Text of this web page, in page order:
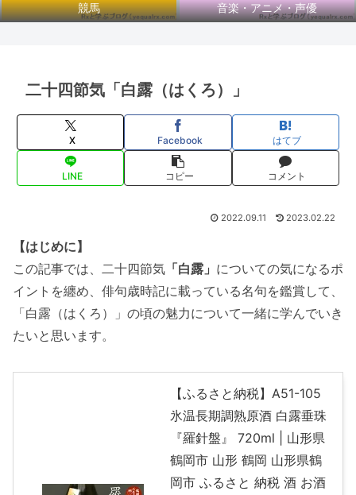
競馬 音楽・アニメ・声優
二十四節気「白露（はくろ）」
X Facebook はてブ
LINE コピー コメント
2022.09.11 2023.02.22
【はじめに】
この記事では、二十四節気 「白露」 についての気になるポ
イントを纏め、俳句歳時記に載っている名句を鑑賞して、
「白露（はくろ）」の頃の魅力について一緒に学んでいき
たいと思います。
【ふるさと納税】A51-105
氷温長期調熟原酒 白露垂珠
『羅針盤』 720ml | 山形県
鶴岡市 山形 鶴岡 山形県鶴
岡市 ふるさと 納税 酒 お酒